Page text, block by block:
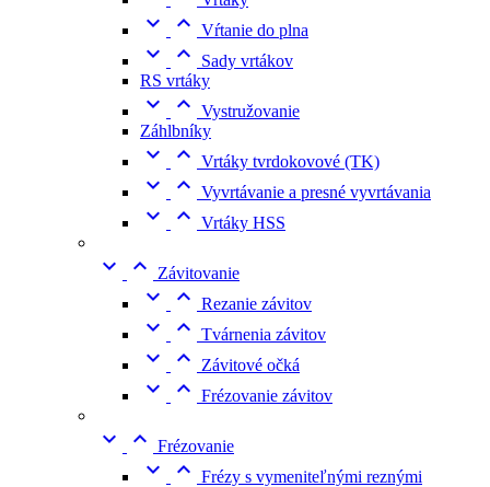
  Vŕtanie do plna
 
Sady vrtákov
RS vrtáky
  Vystružovanie
Záhlbníky
  Vrtáky tvrdokovové (TK)
  Vyvrtávanie a presné vyvrtávania
  Vrtáky HSS
  Závitovanie
  Rezanie závitov
  Tvárnenia závitov
  Závitové očká
  Frézovanie závitov
  Frézovanie
  Frézy s vymeniteľnými reznými